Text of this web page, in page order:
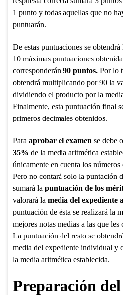
1 punto y todas aquellas que no
puntuarán.
De estas puntuaciones se
10 máximas puntuaciones
corresponderán 90 puntos.Por lo
obtendrá multiplicando por 90 la
dividiendo el producto por la
Finalmente, esta puntuación final
primeros decimales obtenidos.
Para aprobarel examen se debe
35% de la media aritmética
únicamente en cuenta los
Pero no contará solo la puntación
sumará la puntuación de los
valorará la media del expediente
puntuación de ésta se realizará la
mejores notas medias a las que les
La puntuación del resto se
media del expediente individual y
la media aritmética establecida.
Preparación